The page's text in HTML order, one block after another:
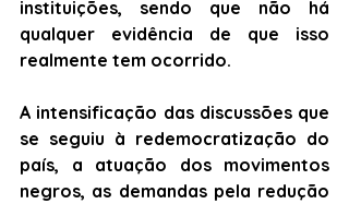
instituições, sendo que não há
qualquer evidência de que isso
realmente tem ocorrido.
A intensificação das discussões que
se seguiu à redemocratização do
país, a atuação dos movimentos
negros, as demandas pela redução